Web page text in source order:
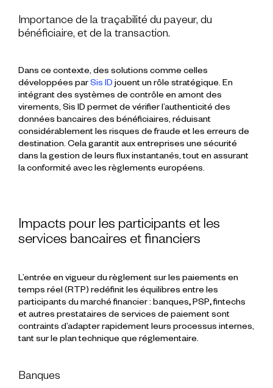
Importance de la traçabilité du payeur, du
bénéficiaire, et de la transaction.
Dans ce contexte, des solutions comme celles
développées parSis IDjouent un rôle stratégique. En
intégrant des systèmes de contrôle en amont des
virements, Sis ID permet de vérifier l’authenticité des
données bancaires des bénéficiaires, réduisant
considérablement les risques de fraude et les erreurs de
destination. Cela garantit auxentreprises une sécurité
dans la gestion de leurs fluxinstantanés, tout en assurant
laconformité avec les règlements européens.
Impacts pour les participants et les
services bancaires et financiers
L’entrée en vigueur du règlement sur les paiements en
temps réel (RTP) redéfinit les équilibres entre les
participants du marché financier :banques,PSP,fintechs
et autres prestataires de services de paiementsont
contraints d’adapter rapidement leurs processus internes,
tant sur le plan technique que réglementaire.
Banques